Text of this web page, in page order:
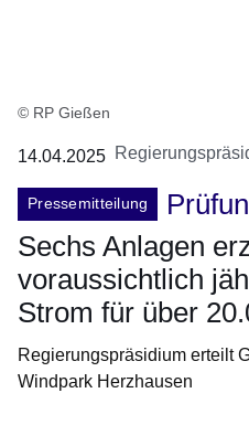
© RP Gießen
14.04.2025
Pressemitteilung
Sechs Anlagen
voraussichtlich
Strom für über
Regierungspräsidium erteilt
Windpark Herzhausen